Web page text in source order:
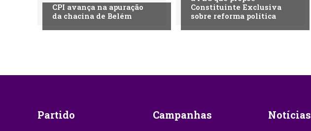
CPI avança na apuração
da chacina de Belém
Constituinte Exclusiva
sobre reforma política
Partido Campanhas Notícias